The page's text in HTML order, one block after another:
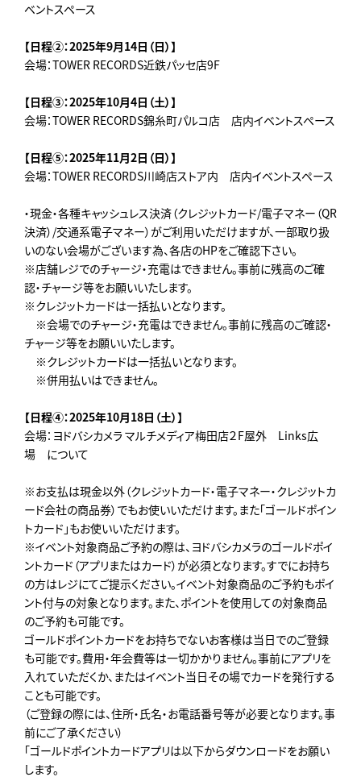
ベントスペース
【日程②：2025年9月14日（日）】
会場：TOWER RECORDS近鉄パッセ店9F
【日程③：2025年10月4日（土）】
会場：TOWER RECORDS錦糸町パルコ店 店内イベントスペース
【日程⑤：2025年11月2日（日）】
会場：TOWER RECORDS川崎店ストア内 店内イベントスペース
・現金・各種キャッシュレス決済（クレジットカード/電子マネー（QR
決済）/交通系電子マネー）がご利用いただけますが、一部取り扱
いのない会場がございます為、各店のHPをご確認下さい。
※店舗レジでのチャージ・充電はできません。事前に残高のご確
認・チャージ等をお願いいたします。
※クレジットカードは一括払いとなります。
※会場でのチャージ・充電はできません。事前に残高のご確認・
チャージ等をお願いいたします。
※クレジットカードは一括払いとなります。
※併用払いはできません。
【日程④：2025年10月18日（土）】
会場：ヨドバシカメラ マルチメディア梅田店２F屋外 Links広
場 について
※お支払は現金以外（クレジットカード・電子マネー・クレジットカ
ード会社の商品券）でもお使いいただけます。また「ゴールドポイン
トカード」もお使いいただけます。
※イベント対象商品ご予約の際は、ヨドバシカメラのゴールドポイ
ントカード（アプリまたはカード）が必須となります。すでにお持ち
の方はレジにてご提示ください。イベント対象商品のご予約もポイ
ント付与の対象となります。また、ポイントを使用しての対象商品
のご予約も可能です。
ゴールドポイントカードをお持ちでないお客様は当日でのご登録
も可能です。費用・年会費等は一切かかりません。事前にアプリを
入れていただくか、またはイベント当日その場でカードを発行する
ことも可能です。
（ご登録の際には、住所・氏名・お電話番号等が必要となります。事
前にご了承ください）
「ゴールドポイントカードアプリは以下からダウンロードをお願い
します。